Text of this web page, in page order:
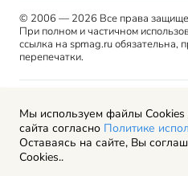
© 2006 — 2026 Все права
При полном и частичном
ссылка на spmag.ru обязательна,
перепечатки.
права
Пользовательское соглашение
Политика обработки
Рекламодателям
Мы используем файлы
сайта согласно Политике
Оставаясь на сайте, Вы
Cookies..